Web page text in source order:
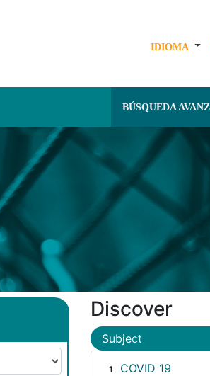
IDIOMA
BÚSQUEDA
Discover
Subject
1 COVID 19